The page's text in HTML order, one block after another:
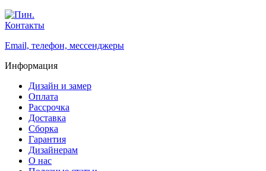
Контакты
Email, телефон, мессенджеры
Информация
Дизайн и замер
Оплата
Рассрочка
Доставка
Сборка
Гарантия
Дизайнерам
О нас